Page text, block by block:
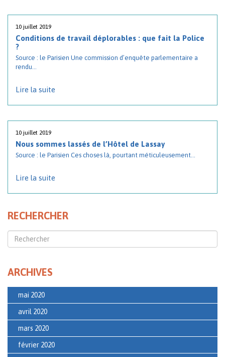
10 juillet 2019
Conditions de travail déplorables : que fait la Police
?
Source : le Parisien Une commission d’enquête parlementaire a
rendu...
Lire la suite
10 juillet 2019
Nous sommes lassés de l’Hôtel de Lassay
Source : le Parisien Ces choses là, pourtant méticuleusement...
Lire la suite
RECHERCHER
ARCHIVES
mai 2020
avril 2020
mars 2020
février 2020